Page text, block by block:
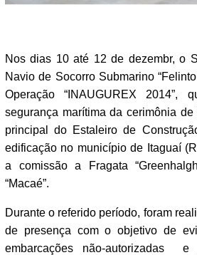
Nos dias 10 até 12 de dezembr, o
Navio de Socorro Submarino
Operação “INAUGUREX 2014”,
segurança marítima da cerimônia
principal do Estaleiro de
edificação no município de Itaguaí
a comissão a Fragata
“Macaé”.
Durante o referido período, foram
de presença com o objetivo de
embarcações não-autorizadas e